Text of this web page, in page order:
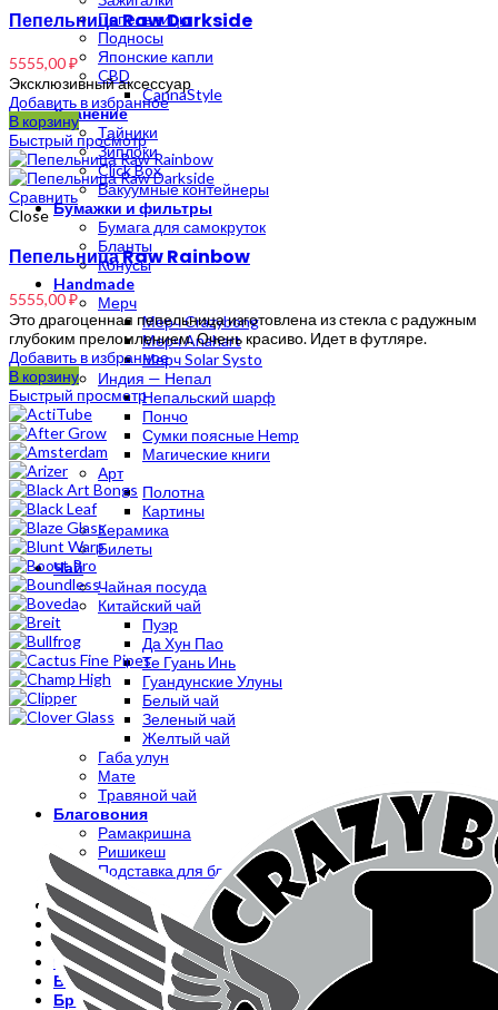
Пепельницы
Подносы
Японские капли
CBD
CannaStyle
Хранение
Тайники
Зиплоки
Click Box
Вакуумные контейнеры
Бумажки и фильтры
Бумага для самокруток
Бланты
Конусы
Handmade
Мерч
Мерч Crazybong
Мерч Anahart
Мерч Solar Systo
Индия — Непал
Непальский шарф
Пончо
Сумки поясные Hemp
Магические книги
Арт
Полотна
Картины
Керамика
Билеты
Чай
Чайная посуда
Китайский чай
Пуэр
Да Хун Пао
Те Гуань Инь
Гуандунские Улуны
Белый чай
Зеленый чай
Желтый чай
Габа улун
Мате
Травяной чай
Благовония
Рамакришна
Ришикеш
Подставка для благовоний
CrazyBong
О нас
Доставка и оплата
Контакты
Блог
Бренды
Пепельница Raw Darkside
5555,00₽
Эксклюзивный аксессуар
Добавить в избранное
В корзину
Быстрый просмотр
Сравнить
Close
Пепельница Raw Rainbow
5555,00₽
Это драгоценная пепельница изготовлена из стекла с радужным
глубоким преломлением. Очень красиво. Идет в футляре.
Добавить в избранное
В корзину
Быстрый просмотр